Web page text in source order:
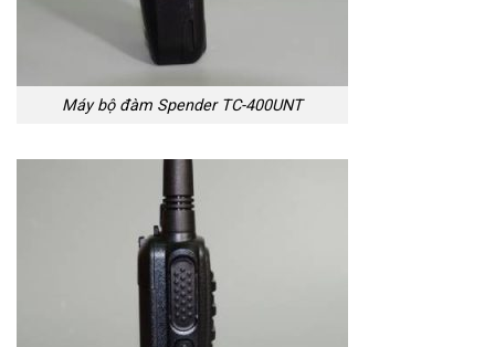
Máy bộ đàm Spender TC-400UNT